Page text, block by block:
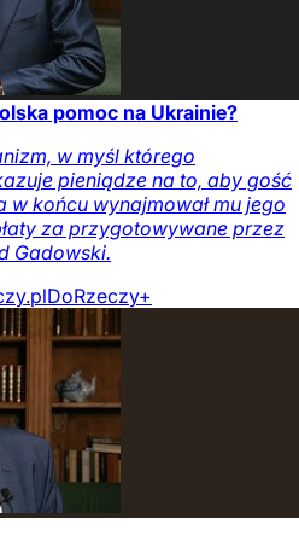
pomoc na Ukrainie?
w myśl którego
pieniądze na to, aby gość
w końcu wynajmował mu jego
za przygotowywane przez
Gadowski.
DoRzeczy+